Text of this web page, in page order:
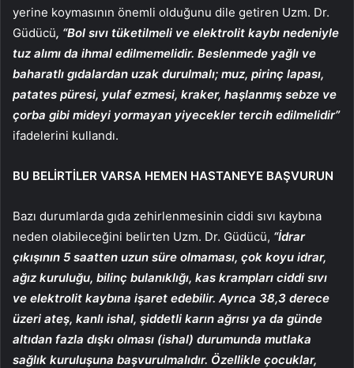
yerine koymasının önemli olduğunu dile getiren Uzm. Dr.
Güdücü, “Bol sıvı tüketilmeli ve elektrolit kaybı nedeniyle
tuz alımı da ihmal edilmemelidir. Beslenmede yağlı ve
baharatlı gıdalardan uzak durulmalı; muz, pirinç lapası,
patates püresi, yulaf ezmesi, kraker, haşlanmış sebze ve
çorba gibi mideyi yormayan yiyecekler tercih edilmelidir”
ifadelerini kullandı.
BU BELİRTİLER VARSA HEMEN HASTANEYE BAŞVURUN
Bazı durumlarda gıda zehirlenmesinin ciddi sıvı kaybına
neden olabileceğini belirten Uzm. Dr. Güdücü, “İdrar
çıkışının 5 saatten uzun süre olmaması, çok koyu idrar,
ağız kuruluğu, bilinç bulanıklığı, kas krampları ciddi sıvı
ve elektrolit kaybına işaret edebilir. Ayrıca 38,3 derece
üzeri ateş, kanlı ishal, şiddetli karın ağrısı ya da günde
altıdan fazla dışkı olması (ishal) durumunda mutlaka
sağlık kuruluşuna başvurulmalıdır. Özellikle çocuklar,